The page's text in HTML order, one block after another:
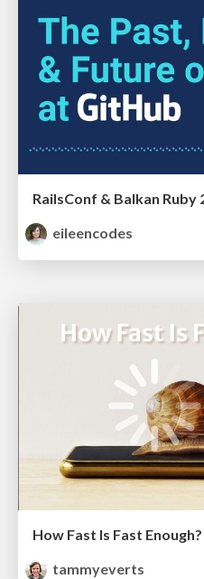
eileencodes
How Fast Is Fast
tammyeverts